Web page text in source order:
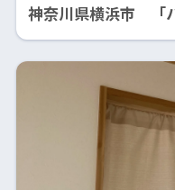
神奈川県横浜市 「